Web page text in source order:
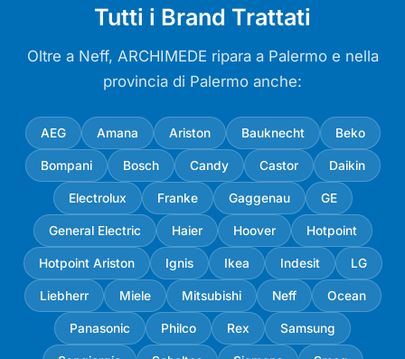
Tutti i Brand Trattati
Oltre a Neff, ARCHIMEDE ripara a Palermo e nella
provincia di Palermo anche:
AEG Amana Ariston Bauknecht Beko
Bompani Bosch Candy Castor Daikin
Electrolux Franke Gaggenau GE
General Electric Haier Hoover Hotpoint
Hotpoint Ariston Ignis Ikea Indesit LG
Liebherr Miele Mitsubishi Neff Ocean
Panasonic Philco Rex Samsung